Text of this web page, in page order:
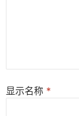
显示名称 *